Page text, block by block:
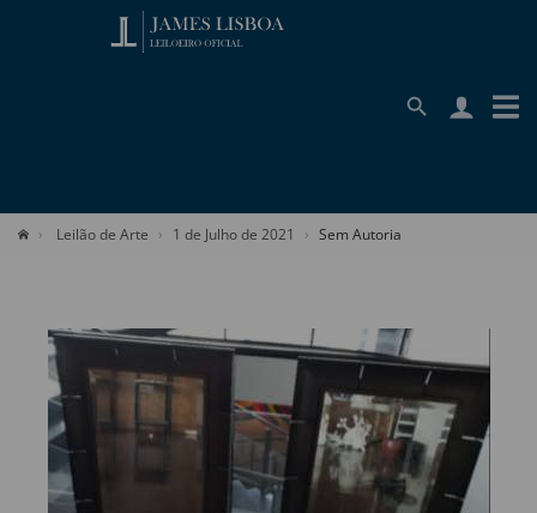
Leilão de Arte 1 de Julho de 2021 Sem Autoria